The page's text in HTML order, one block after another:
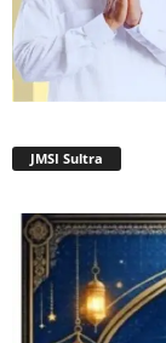
JMSI Sultra